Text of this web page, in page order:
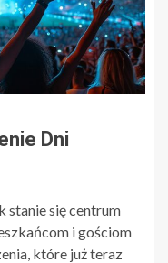
Dni
stanie się centrum
i gościom
które już teraz